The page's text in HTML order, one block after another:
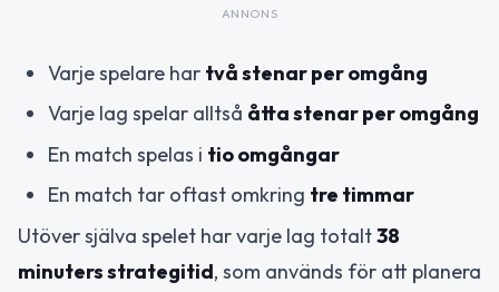
ANNONS
Varje spelare har två stenar per omgång
Varje lag spelar alltså åtta stenar per omgång
En match spelas i tio omgångar
En match tar oftast omkring tre timmar
Utöver själva spelet har varje lag totalt38
minuters strategitid, som används för att planera